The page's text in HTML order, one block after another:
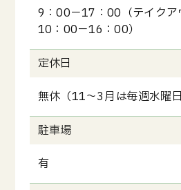
9：00－17：00（テイクア
10：00－16：00）
定休日
無休（11～3月は毎週水曜日
駐車場
有